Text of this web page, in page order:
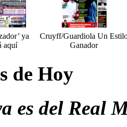
ya
aquí
Cruyff/Guardiola Un
Ganador
de Hoy
es del Real